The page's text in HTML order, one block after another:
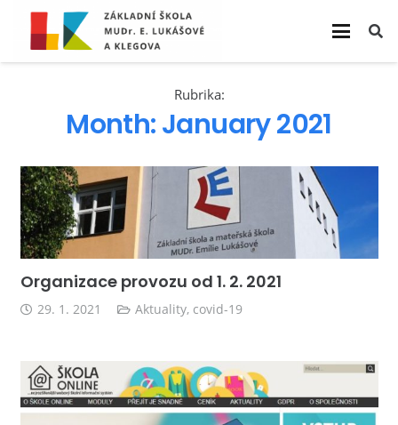
Rubrika:
Month:January 2021
Organizace provozu od 1. 2. 2021
29. 1. 2021 Aktuality, covid-19